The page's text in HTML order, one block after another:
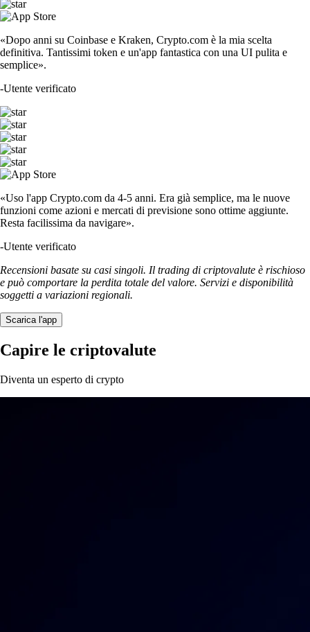
«Dopo anni su Coinbase e Kraken, Crypto.com è la mia scelta
definitiva. Tantissimi token e un'app fantastica con una UI pulita e
semplice».
-Utente verificato
«Uso l'app Crypto.com da 4-5 anni. Era già semplice, ma le nuove
funzioni come azioni e mercati di previsione sono ottime aggiunte.
Resta facilissima da navigare».
-Utente verificato
Recensioni basate su casi singoli. Il trading di criptovalute è rischioso
e può comportare la perdita totale del valore. Servizi e disponibilità
soggetti a variazioni regionali.
Scarica l'app
Capire le criptovalute
Diventa un esperto di crypto